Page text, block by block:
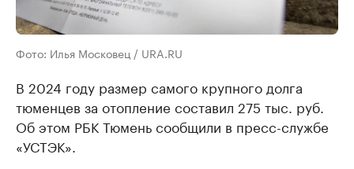
Фото: Илья Московец / URA.RU
В 2024 году размер самого крупного долга
тюменцев за отопление составил 275 тыс. руб.
Об этом РБК Тюмень сообщили в пресс-службе
«УСТЭК».